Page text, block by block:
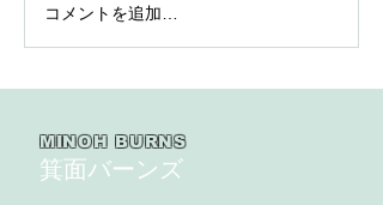
2025年度 Bクラス 関西団
地連盟 第110回中央決勝
コメントを追加…
MINOH BURNS
箕面バーンズ